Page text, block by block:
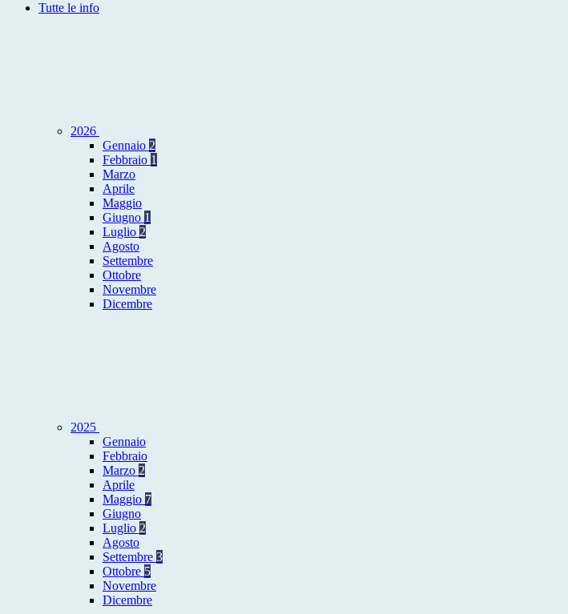
Tutte le info
2026
Gennaio 2
Febbraio 1
Marzo
Aprile
Maggio
Giugno 1
Luglio 2
Agosto
Settembre
Ottobre
Novembre
Dicembre
2025
Gennaio
Febbraio
Marzo 2
Aprile
Maggio 7
Giugno
Luglio 2
Agosto
Settembre 3
Ottobre 5
Novembre
Dicembre